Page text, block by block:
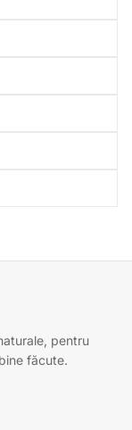
pentru
făcute.